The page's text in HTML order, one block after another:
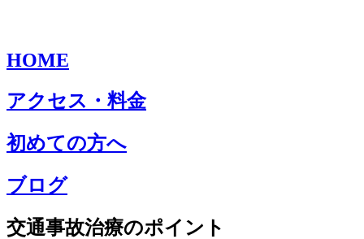
HOME
アクセス・料金
初めての方へ
ブログ
交通事故治療のポイント